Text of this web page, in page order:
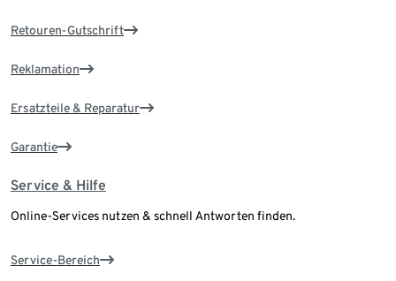
Retouren-Gutschrift
Reklamation
Ersatzteile & Reparatur
Garantie
Service & Hilfe
Online-Services nutzen & schnell Antworten finden.
Service-Bereich